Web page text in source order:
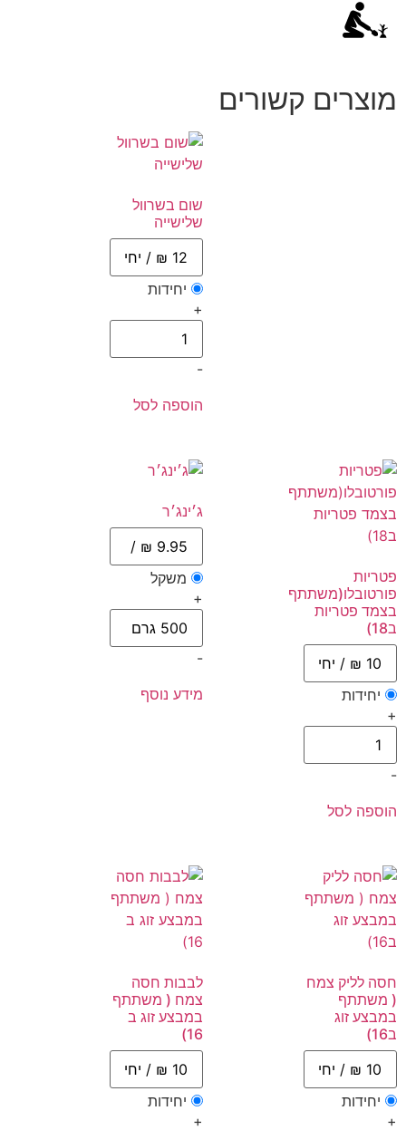
מוצרים קשורים
שום בשרוול
שלישייה
יחידות
+
-
הוספה לסל
פטריות
פורטובלו(משתתף
בצמד פטריות
ב18)
יחידות
+
-
הוספה לסל
ג׳ינג׳ר
משקל
+
-
מידע נוסף
חסה לליק צמח
( משתתף
במבצע זוג
ב16)
יחידות
+
לבבות חסה
צמח ( משתתף
במבצע זוג ב
16)
יחידות
+